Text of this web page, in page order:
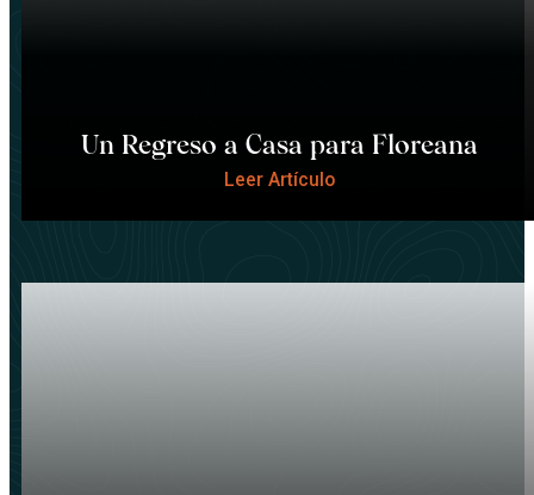
Un Regreso a Casa para Floreana
Leer Artículo